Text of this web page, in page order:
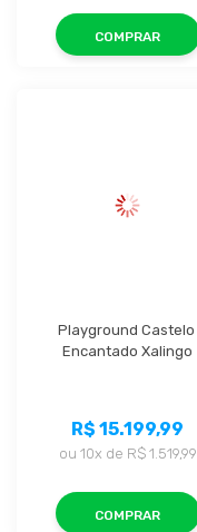
COMPRAR
Playground Castelo
Encantado Xalingo
R$ 15.199,99
ou 10x de R$ 1.519,99
COMPRAR